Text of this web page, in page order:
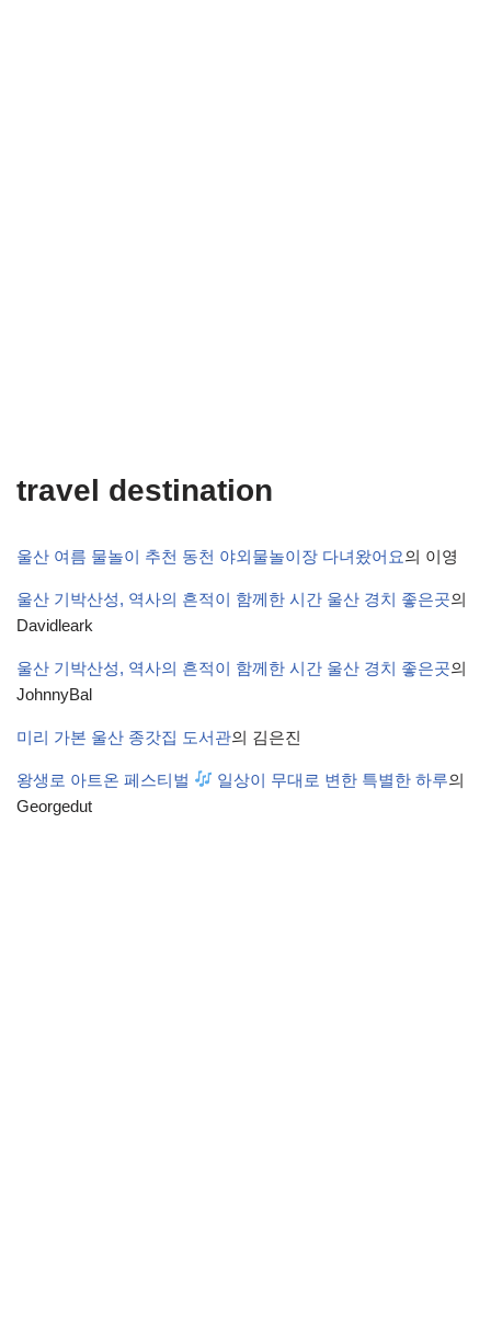
travel destination
울산 여름 물놀이 추천 동천 야외물놀이장 다녀왔어요의 이영
울산 기박산성, 역사의 흔적이 함께한 시간 울산 경치 좋은곳의
Davidleark
울산 기박산성, 역사의 흔적이 함께한 시간 울산 경치 좋은곳의
JohnnyBal
미리 가본 울산 종갓집 도서관의 김은진
왕생로 아트온 페스티벌 일상이 무대로 변한 특별한 하루의
Georgedut